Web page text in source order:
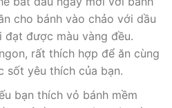
cho bánh vào chảo với dầu
đạt được màu vàng đều.
rất thích hợp để ăn cùng
sốt yêu thích của bạn.
bạn thích vỏ bánh mềm